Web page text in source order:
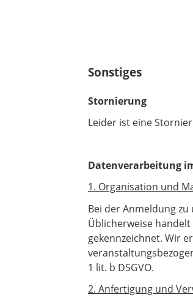
Sonstiges
Stornierung
Leider ist eine
Datenverarbeitung
1. Organisation und
Bei der Anmeldung
Üblicherweise
gekennzeichnet. Wir
1 lit. b DSGVO.
2. Anfertigung und